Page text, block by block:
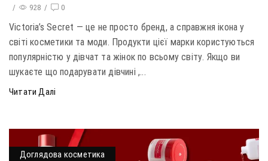
/ 928 / 0
Victoria’s Secret — це не просто бренд, а справжня ікона у
світі косметики та моди. Продукти цієї марки користуються
популярністю у дівчат та жінок по всьому світу. Якщо ви
шукаєте що подарувати дівчині ,...
Читати Далі
Доглядова косметика